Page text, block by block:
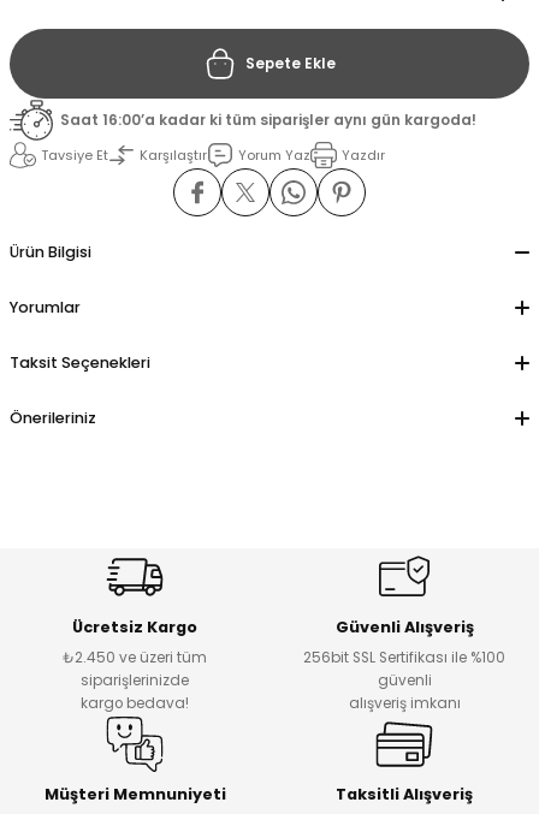
Sepete Ekle
Saat 16:00’a kadar ki tüm siparişler aynı gün kargoda!
Tavsiye Et
Karşılaştır Yorum Yaz Yazdır
Ürün Bilgisi
Yorumlar
Taksit Seçenekleri
Önerileriniz
Ücretsiz Kargo
₺2.450 ve üzeri tüm
siparişlerinizde
kargo bedava!
Güvenli Alışveriş
256bit SSL Sertifikası ile %100
güvenli
alışveriş imkanı
Müşteri Memnuniyeti Taksitli Alışveriş